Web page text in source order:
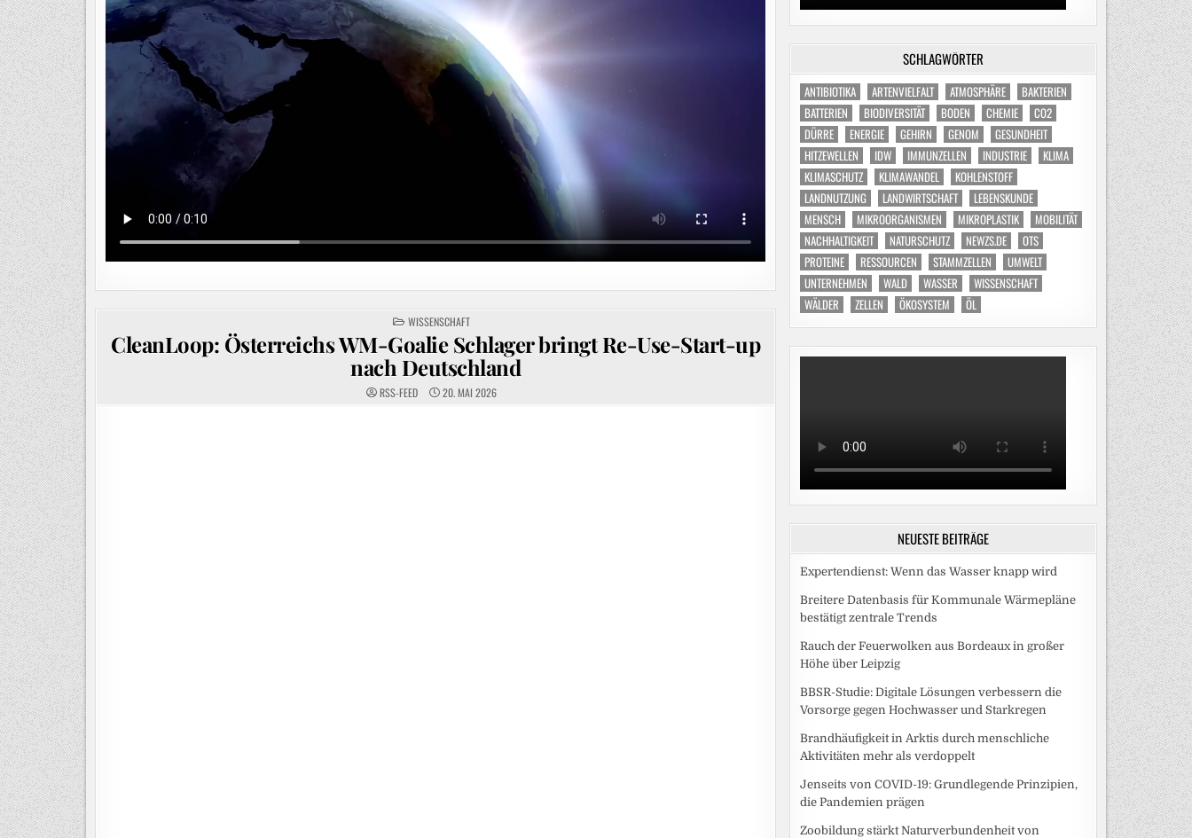
POSTED
IN
WISSENSCHAFT
CleanLoop: Österreichs WM-Goalie Schlager bringt Re-Use-Start-up
nach Deutschland
RSS-FEED 20. MAI 2026
SCHLAGWÖRTER
ANTIBIOTIKA ARTENVIELFALT ATMOSPHÄRE
BAKTERIEN
BATTERIEN
BIODIVERSITÄT BODEN CHEMIE
CO2
DÜRRE
ENERGIE GEHIRN GENOM
GESUNDHEIT
HITZEWELLEN
IDW IMMUNZELLEN INDUSTRIE
KLIMA
KLIMASCHUTZ
KLIMAWANDEL
KOHLENSTOFF
LANDNUTZUNG
LANDWIRTSCHAFT
LEBENSKUNDE
MENSCH
MIKROORGANISMEN MIKROPLASTIK
MOBILITÄT
NACHHALTIGKEIT
NATURSCHUTZ NEWZS.DE
OTS
PROTEINE
RESSOURCEN STAMMZELLEN
UMWELT
UNTERNEHMEN
WALD WASSER
WISSENSCHAFT
WÄLDER
ZELLEN ÖKOSYSTEM ÖL
NEUESTE BEITRÄGE
Expertendienst: Wenn das Wasser knapp wird
Breitere Datenbasis für Kommunale Wärmepläne
bestätigt zentrale Trends
Rauch der Feuerwolken aus Bordeaux in großer
Höhe über Leipzig
BBSR-Studie: Digitale Lösungen verbessern die
Vorsorge gegen Hochwasser und Starkregen
Brandhäufigkeit in Arktis durch menschliche
Aktivitäten mehr als verdoppelt
Jenseits von COVID-19: Grundlegende Prinzipien,
die Pandemien prägen
Zoobildung stärkt Naturverbundenheit von